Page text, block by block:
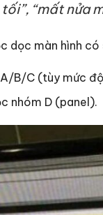
“mất nửa
dọc màn hình
B/C (tùy mức
nhóm D (panel).